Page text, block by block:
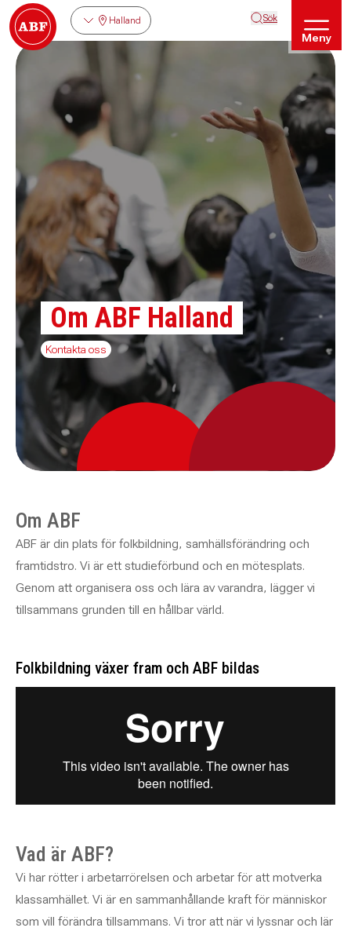
Halland Sök
Meny
Om ABF Halland
Kontakta oss
Om ABF
ABF är din plats för folkbildning, samhällsförändring och
framtidstro. Vi är ett studieförbund och en mötesplats.
Genom att organisera oss och lära av varandra, lägger vi
tillsammans grunden till en hållbar värld.
Folkbildning växer fram och ABF bildas
Vad är ABF?
Vi har rötter i arbetarrörelsen och arbetar för att motverka
klassamhället. Vi är en sammanhållande kraft för människor
som vill förändra tillsammans. Vi tror att när vi lyssnar och lär